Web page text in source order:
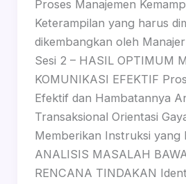
Proses Manajemen
Keterampilan yang harus
dikembangkan oleh
Sesi 2 – HASIL OPTIMUM
KOMUNIKASI EFEKTIF
Efektif dan Hambatannya
Transaksional Orientasi
Memberikan Instruksi yang
ANALISIS MASALAH
RENCANA TINDAKAN